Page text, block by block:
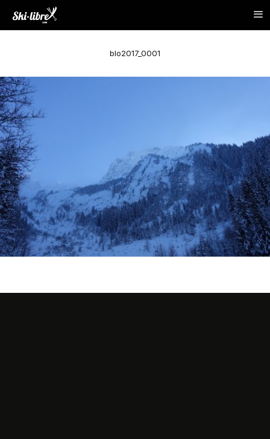
blo2017_0001